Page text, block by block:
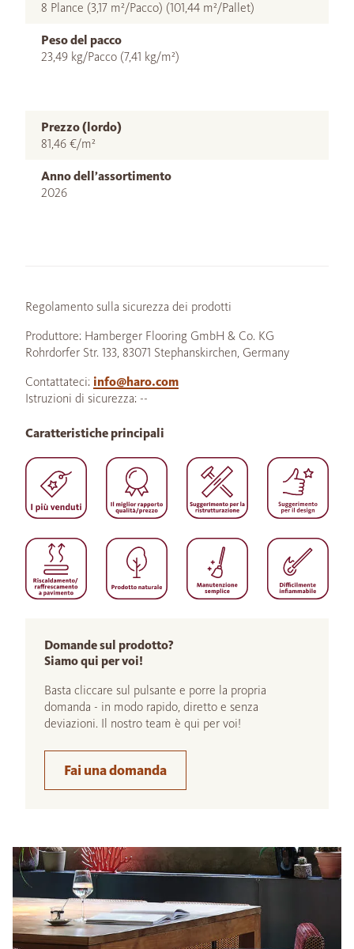
8 Plance (3,17 m²/Pacco) (101,44 m²/Pallet)
Peso del pacco
23,49 kg/Pacco (7,41 kg/m²)
Prezzo (lordo)
81,46 €/m²
Anno dell’assortimento
2026
Regolamento sulla sicurezza dei prodotti
Produttore: Hamberger Flooring GmbH & Co. KG
Rohrdorfer Str. 133, 83071 Stephanskirchen, Germany
Contattateci: info@haro.com
Istruzioni di sicurezza: --
Domande sul prodotto?
Siamo qui per voi!
Basta cliccare sul pulsante e porre la propria
domanda - in modo rapido, diretto e senza
deviazioni. Il nostro team è qui per voi!
Fai una domanda
Caratteristiche principali